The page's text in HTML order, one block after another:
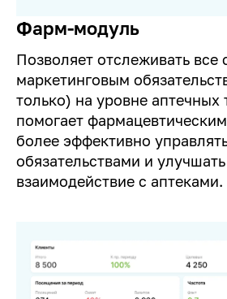
Фарм-модуль
Позволяет отслеживать все
маркетинговым
только) на уровне аптечных
помогает
более эффективно
обязательствами и улучшать
взаимодействие с аптеками.